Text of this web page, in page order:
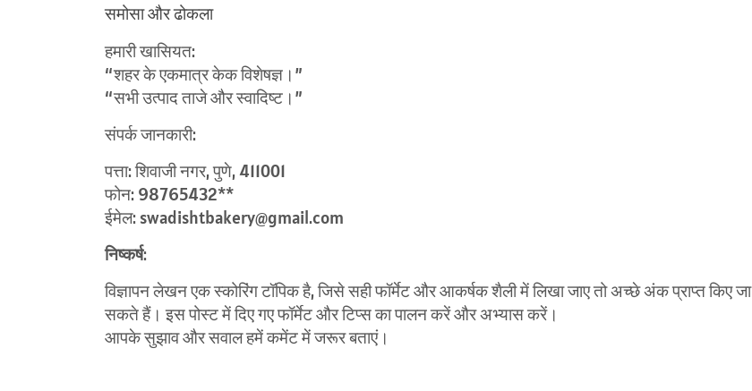
समोसा और ढोकला
हमारी खासियत:
“शहर के एकमात्र केक विशेषज्ञ।”
“सभी उत्पाद ताजे और स्वादिष्ट।”
संपर्क जानकारी:
पत्ता: शिवाजी नगर, पुणे, 411001
फोन: 98765432**
ईमेल: swadishtbakery@gmail.com
निष्कर्ष:
विज्ञापन लेखन एक स्कोरिंग टॉपिक है, जिसे सही फॉर्मेट और आकर्षक शैली में लिखा जाए तो अच्छे अंक प्राप्त किए जा
सकते हैं। इस पोस्ट में दिए गए फॉर्मेट और टिप्स का पालन करें और अभ्यास करें।
आपके सुझाव और सवाल हमें कमेंट में जरूर बताएं।